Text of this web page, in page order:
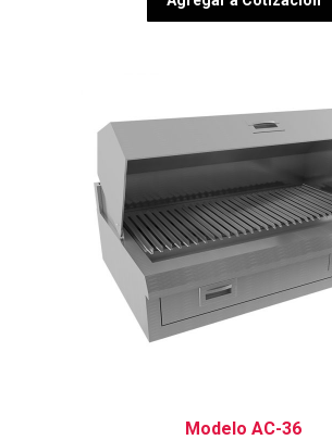
Modelo AC-36